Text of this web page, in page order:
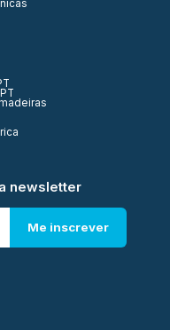
newsletter
Me inscrever